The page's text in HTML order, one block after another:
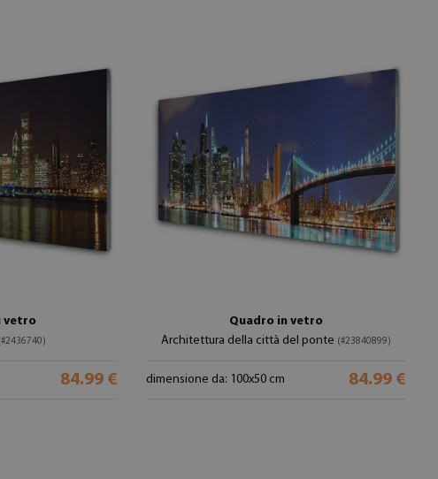
vetro
84.99 €
Quadro in vetro
Architettura della città del ponte (#23840899)
dimensione da: 100x50 cm 84.99 €